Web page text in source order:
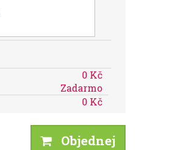
0 Kč
Zadarmo
0 Kč
Objednej